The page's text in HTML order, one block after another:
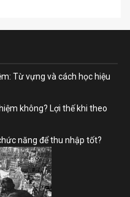
Từ vựng và cách học hiệu
không? Lợi thế khi theo
năng để thu nhập tốt?